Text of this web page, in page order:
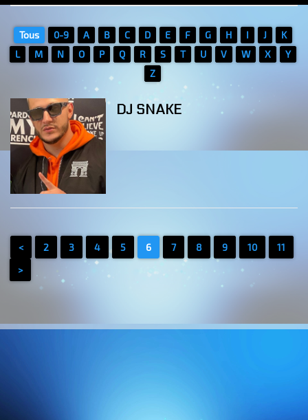
Tous 0-9 A B C D E F G H I J
K
L
M N O P Q R S T U V W X
Y
Z
DJ SNAKE
< 2 3 4 5 6 7 8 9 10
11
>